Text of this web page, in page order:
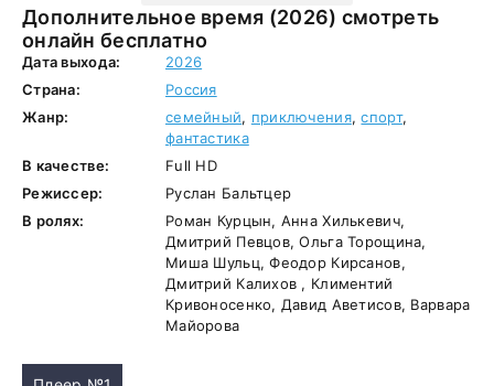
Дополнительное время (2026) смотреть
онлайн бесплатно
Дата выхода:
2026
Страна:
Россия
Жанр:
семейный, приключения,спорт,
фантастика
В качестве:
Full HD
Режиссер:
Руслан Бальтцер
В ролях:
Роман Курцын, Анна Хилькевич,
Дмитрий Певцов, Ольга Торощина,
Миша Шульц, Феодор Кирсанов,
Дмитрий Калихов , Климентий
Кривоносенко, Давид Аветисов, Варвара
Майорова